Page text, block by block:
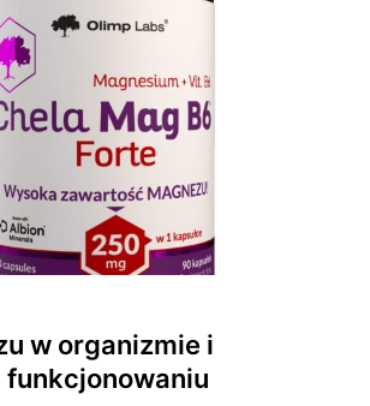
w organizmie i